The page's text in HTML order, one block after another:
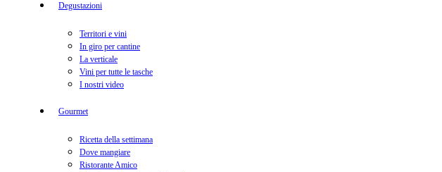
Degustazioni
Territori e vini
In giro per cantine
La verticale
Vini per tutte le tasche
I nostri video
Gourmet
Ricetta della settimana
Dove mangiare
Ristorante Amico